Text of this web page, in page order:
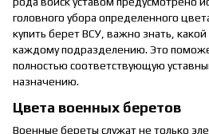
головного убора определенного
купить берет ВСУ, важно знать,
каждому подразделению. Это
полностью соответствующую
назначению.
Цвета военных беретов
Военные береты служат не только